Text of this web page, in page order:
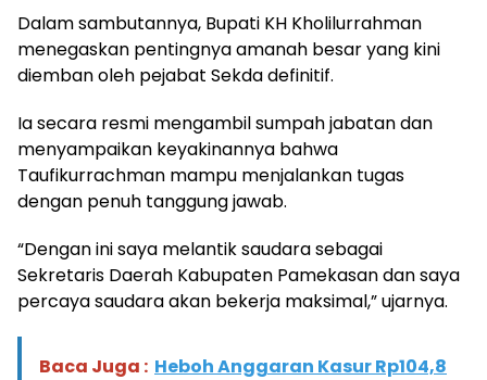
Dalam sambutannya, Bupati KH Kholilurrahman
menegaskan pentingnya amanah besar yang kini
diemban oleh pejabat Sekda definitif.
Ia secara resmi mengambil sumpah jabatan dan
menyampaikan keyakinannya bahwa
Taufikurrachman mampu menjalankan tugas
dengan penuh tanggung jawab.
“Dengan ini saya melantik saudara sebagai
Sekretaris Daerah Kabupaten Pamekasan dan saya
percaya saudara akan bekerja maksimal,” ujarnya.
Baca Juga : Heboh Anggaran Kasur Rp104,8